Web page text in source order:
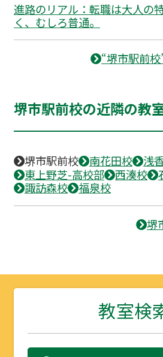
進路のリアル：転職は大人の
く、むしろ普通。
“堺市駅前
堺市駅前校の近隣の教
堺市駅前校 南花田校 浅
東上野芝-高校部
西湊校
諏訪森校
福泉校
堺
教室検